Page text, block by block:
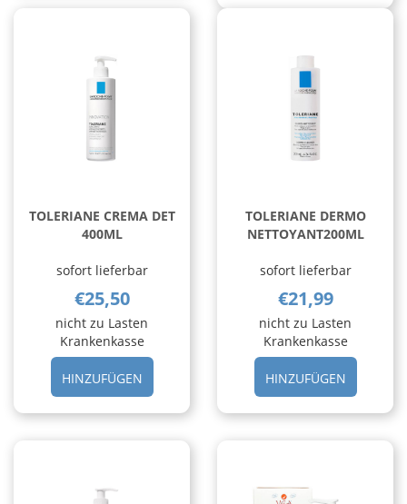
TOLERIANE CREMA DET
400ML
sofort lieferbar
€25,50
nicht zu Lasten
Krankenkasse
HINZUFÜGENHINZUFÜGEN TOLERIANE
CREMA
DET
TOLERIANE DERMO
NETTOYANT200ML
sofort lieferbar
€21,99
nicht zu Lasten
Krankenkasse
HINZUFÜGEN
DERMO